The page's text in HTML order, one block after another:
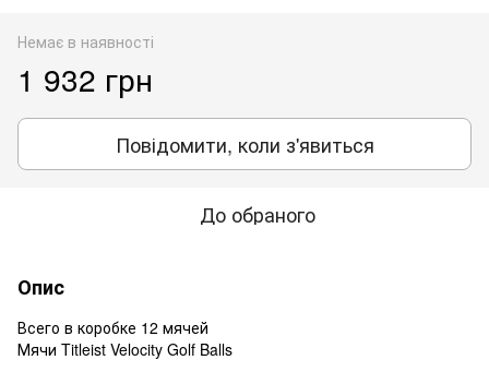
Немає в наявності
1 932 грн
Повідомити, коли з'явиться
До обраного
Опис
Всего в коробке 12 мячей
Мячи Titleist Velocity Golf Balls